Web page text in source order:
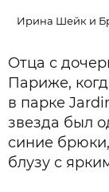
Ирина Шейк и
Отца с
Париже,
в парке
звезда был
синие
блузу с